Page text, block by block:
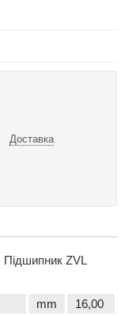
Доставка
Підшипник ZVL
mm
16,00